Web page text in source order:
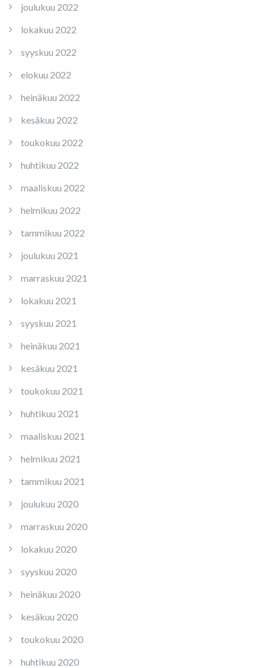
joulukuu 2022
lokakuu 2022
syyskuu 2022
elokuu 2022
heinäkuu 2022
kesäkuu 2022
toukokuu 2022
huhtikuu 2022
maaliskuu 2022
helmikuu 2022
tammikuu 2022
joulukuu 2021
marraskuu 2021
lokakuu 2021
syyskuu 2021
heinäkuu 2021
kesäkuu 2021
toukokuu 2021
huhtikuu 2021
maaliskuu 2021
helmikuu 2021
tammikuu 2021
joulukuu 2020
marraskuu 2020
lokakuu 2020
syyskuu 2020
heinäkuu 2020
kesäkuu 2020
toukokuu 2020
huhtikuu 2020